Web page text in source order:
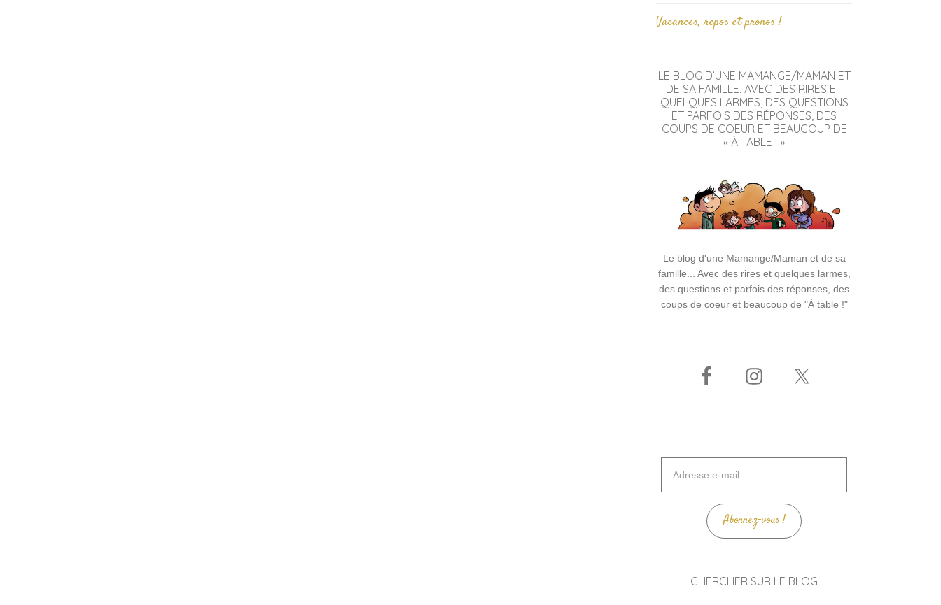
Vacances, repos et pronos !
LE BLOG D’UNE MAMANGE/MAMAN ET
DE SA FAMILLE. AVEC DES RIRES ET
QUELQUES LARMES, DES QUESTIONS
ET PARFOIS DES RÉPONSES, DES
COUPS DE COEUR ET BEAUCOUP DE
« À TABLE ! »
Le blog d'une Mamange/Maman et de sa
famille... Avec des rires et quelques larmes,
des questions et parfois des réponses, des
coups de coeur et beaucoup de "À table !"
mail
Abonnez-vous !
CHERCHER SUR LE BLOG